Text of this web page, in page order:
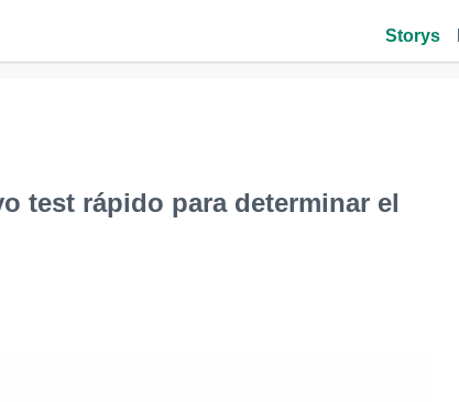
Storys
test rápido para determinar el